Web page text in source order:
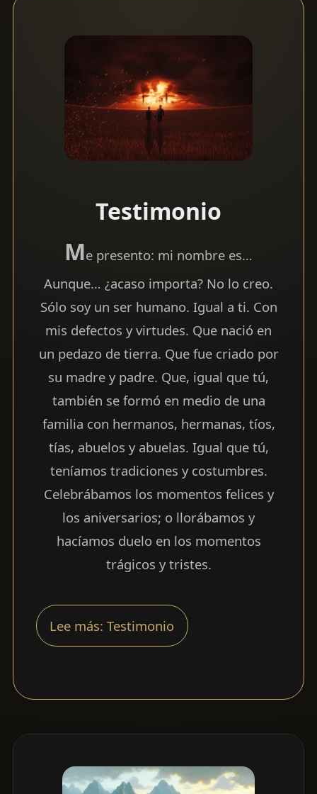
Testimonio
Me presento: mi nombre es…
Aunque… ¿acaso importa? No lo creo.
Sólo soy un ser humano. Igual a ti. Con
mis defectos y virtudes. Que nació en
un pedazo de tierra. Que fue criado por
su madre y padre. Que, igual que tú,
también se formó en medio de una
familia con hermanos, hermanas, tíos,
tías, abuelos y abuelas. Igual que tú,
teníamos tradiciones y costumbres.
Celebrábamos los momentos felices y
los aniversarios; o llorábamos y
hacíamos duelo en los momentos
trágicos y tristes.
Lee más: Testimonio